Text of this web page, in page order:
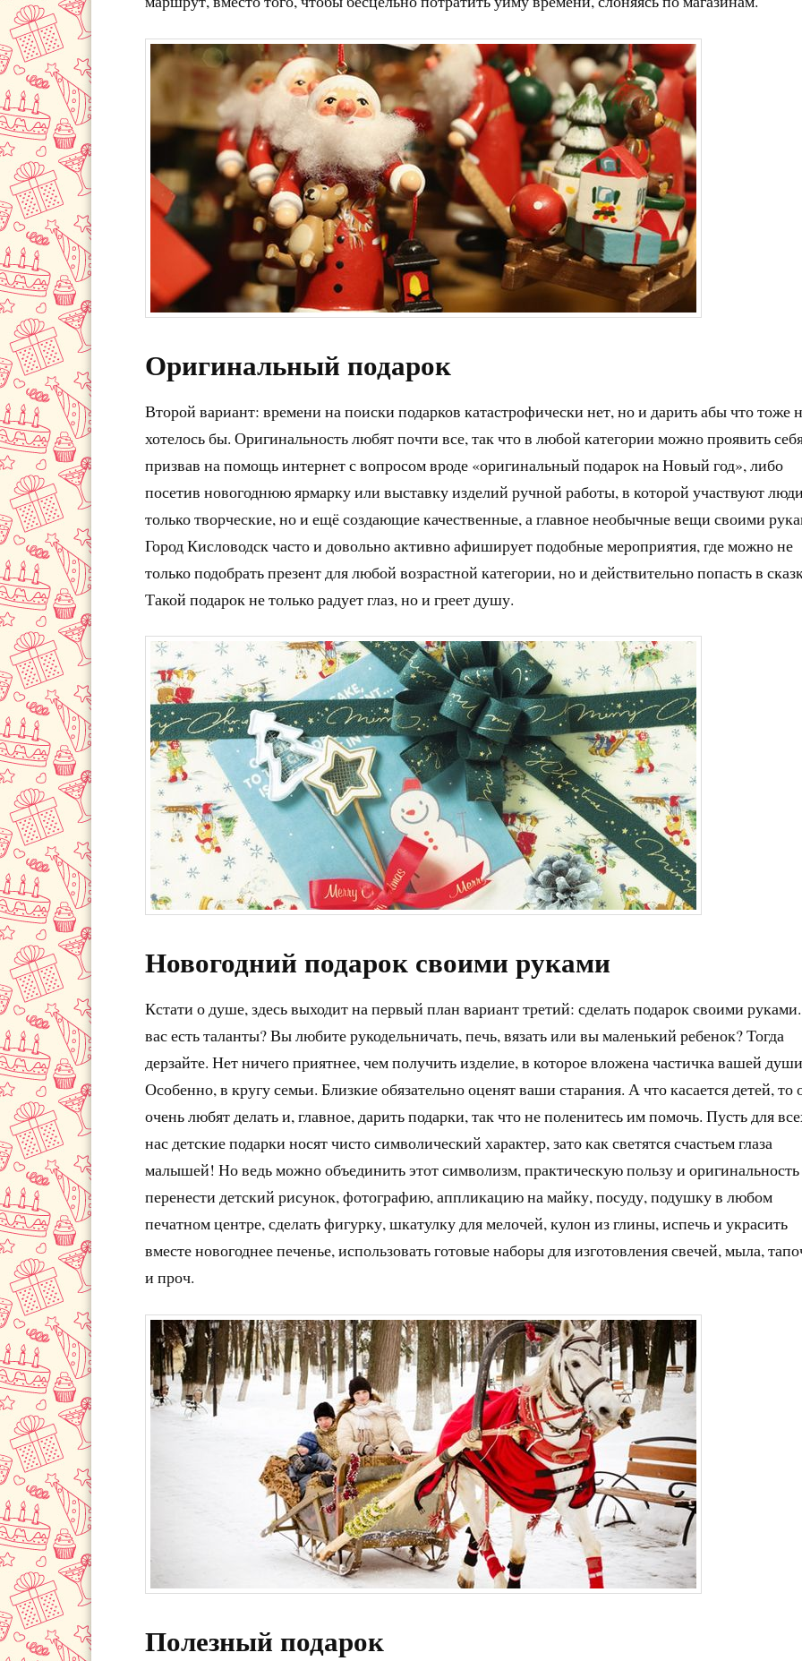
Оригинальный подарок
Второй вариант: времени на поиски подарков катастрофически нет, но и дарить абы что тоже
хотелось бы. Оригинальность любят почти все, так что в любой категории можно проявить
призвав на помощь интернет с вопросом вроде «оригинальный подарок на Новый год», либо
посетив новогоднюю ярмарку или выставку изделий ручной работы, в которой участвуют
только творческие, но и ещё создающие качественные, а главное необычные вещи своими
Город Кисловодск часто и довольно активно афиширует подобные мероприятия, где можно не
только подобрать презент для любой возрастной категории, но и действительно попасть в
Такой подарок не только радует глаз, но и греет душу.
Новогодний подарок своими руками
Кстати о душе, здесь выходит на первый план вариант третий: сделать подарок своими
вас есть таланты? Вы любите рукодельничать, печь, вязать или вы маленький ребенок? Тогда
дерзайте. Нет ничего приятнее, чем получить изделие, в которое вложена частичка вашей
Особенно, в кругу семьи. Близкие обязательно оценят ваши старания. А что касается детей, то
очень любят делать и, главное, дарить подарки, так что не поленитесь им помочь. Пусть для
нас детские подарки носят чисто символический характер, зато как светятся счастьем глаза
малышей! Но ведь можно объединить этот символизм, практическую пользу и
перенести детский рисунок, фотографию, аппликацию на майку, посуду, подушку в любом
печатном центре, сделать фигурку, шкатулку для мелочей, кулон из глины, испечь и украсить
вместе новогоднее печенье, использовать готовые наборы для изготовления свечей, мыла,
и проч.
Полезный подарок